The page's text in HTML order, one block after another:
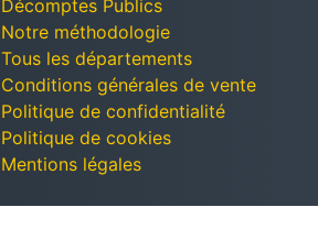
Décomptes Publics
Notre méthodologie
Tous les départements
Conditions générales de vente
Politique de confidentialité
Politique de cookies
Mentions légales